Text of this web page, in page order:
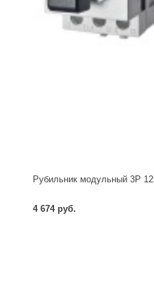
Рубильник модульный 3P
4 674 руб.